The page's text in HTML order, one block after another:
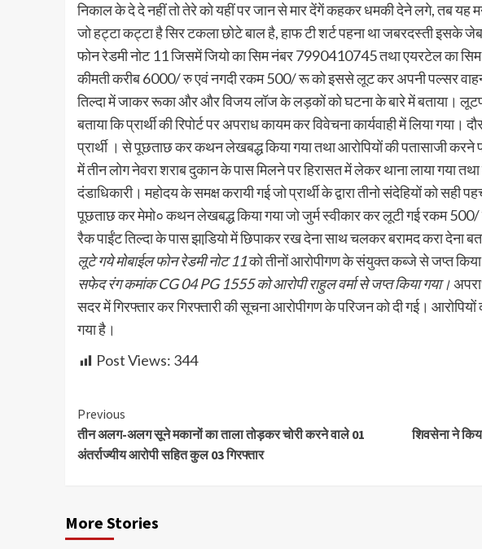
निकाल के दे दे नहीं तो तेरे को यहीं पर जान से मार देंगें कहकर धमकी देने लगे, तब
जो हट्टा कट्टा है सिर टकला छोटे बाल है, हाफ टी शर्ट पहना था जबरदस्ती इसके
फोन रेडमी नोट 11 जिसमें जियो का सिम नंबर 7990410745 तथा एयरटेल का
कीमती करीब 6000/ रु एवं नगदी रकम 500/ रू को इससे लूट कर अपनी पल्सर
तिल्दा में जाकर रूका और और विजय लॉज के लड़कों को घटना के बारे में बताया।
बताया कि प्रार्थी की रिपोर्ट पर अपराध कायम कर विवेचना कार्यवाही में लिया
प्रार्थी । से पूछताछ कर कथन लेखबद्ध किया गया तथा आरोपियों की पतासाजी
में तीन लोग नेवरा शराब दुकान के पास मिलने पर हिरासत में लेकर थाना लाया गया तथा
दंडाधिकारी। महोदय के समक्ष करायी गई जो प्रार्थी के द्वारा तीनो संदेहियों को सही
पूछताछ कर मेमो० कथन लेखबद्ध किया गया जो जुर्म स्वीकार कर लूटी गई रकम 500/
रैक पाईंट तिल्दा के पास झाडि़यो में छिपाकर रख देना साथ चलकर बरामद करा देना
लूटे गये मोबाईल फोन रेडमी नोट 11को तीनों आरोपीगण के संयुक्त कब्जे से जप्त
सफेद रंग कमांक CG 04 PG 1555 को आरोपी राहुल वर्मा से जप्त किया गया।
सदर में गिरफ्तार कर गिरफ्तारी की सूचना आरोपीगण के परिजन को दी गई। आरोपियों
गया है।
Post Views: 344
Continue
Reading
Previous
तीन अलग-अलग सूने मकानों का ताला तोड़कर चोरी करने वाले 01
अंतर्राज्यीय आरोपी सहित कुल 03 गिरफ्तार
शिवसेना ने
More Stories